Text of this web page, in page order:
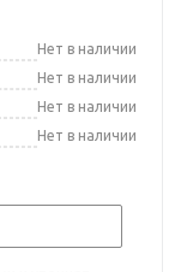
Нет в наличии
Нет в наличии
Нет в наличии
Нет в наличии